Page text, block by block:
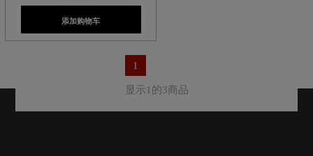
添加购物车
1
显示1的3商品